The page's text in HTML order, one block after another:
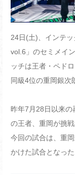
24日(土)、インテ
vol.6」のセミメイ
ッチは王者・ペド
同級4位の重岡銀次
昨年7月28日以来
の王者、重岡が挑
今回の試合は、重
かけた試合となった